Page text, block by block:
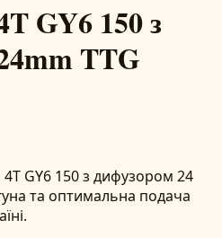
GY6 150 з
TTG
GY6 150 з дифузором 24
та оптимальна подача